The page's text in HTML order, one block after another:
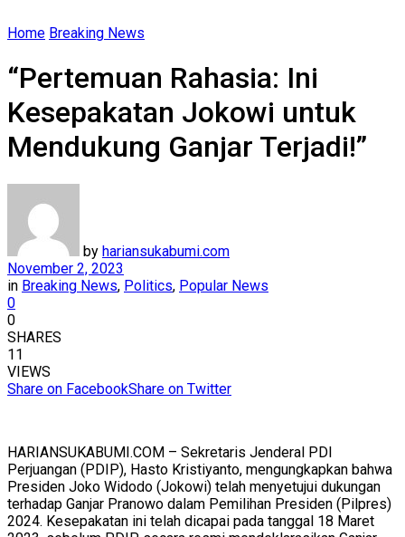
Home Breaking News
“Pertemuan Rahasia: Ini
Kesepakatan Jokowi untuk
Mendukung Ganjar Terjadi!”
by hariansukabumi.com
November 2, 2023
in Breaking News, Politics, Popular News
0
0
SHARES
11
VIEWS
Share on FacebookShare on Twitter
HARIANSUKABUMI.COM – Sekretaris Jenderal PDI
Perjuangan (PDIP), Hasto Kristiyanto, mengungkapkan bahwa
Presiden Joko Widodo (Jokowi) telah menyetujui dukungan
terhadap Ganjar Pranowo dalam Pemilihan Presiden (Pilpres)
2024. Kesepakatan ini telah dicapai pada tanggal 18 Maret